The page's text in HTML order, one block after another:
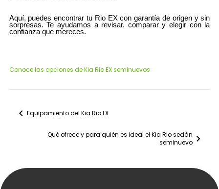
Aquí, puedes encontrar tu Rio EX con garantía de origen y sin
sorpresas. Te ayudamos a revisar, comparar y elegir con la
confianza que mereces.
Conoce las opciones de Kia Rio EX seminuevos
chevron_left Equipamiento del Kia Rio LX
Qué ofrece y para quién es ideal el Kia Rio sedán
seminuevochevron_right